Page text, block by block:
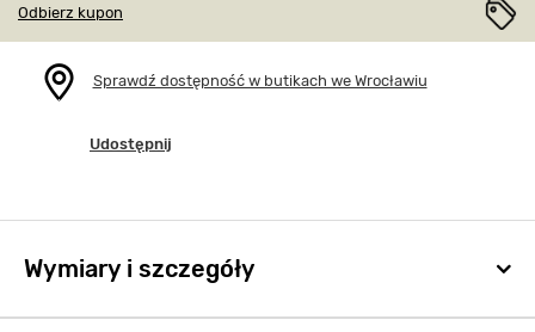
Odbierz kupon
Sprawdź dostępność w butikach we Wrocławiu
Udostępnij
Wymiary i szczegóły